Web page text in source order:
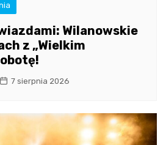
Wilanowskie
z „Wielkim
7 sierpnia 2026